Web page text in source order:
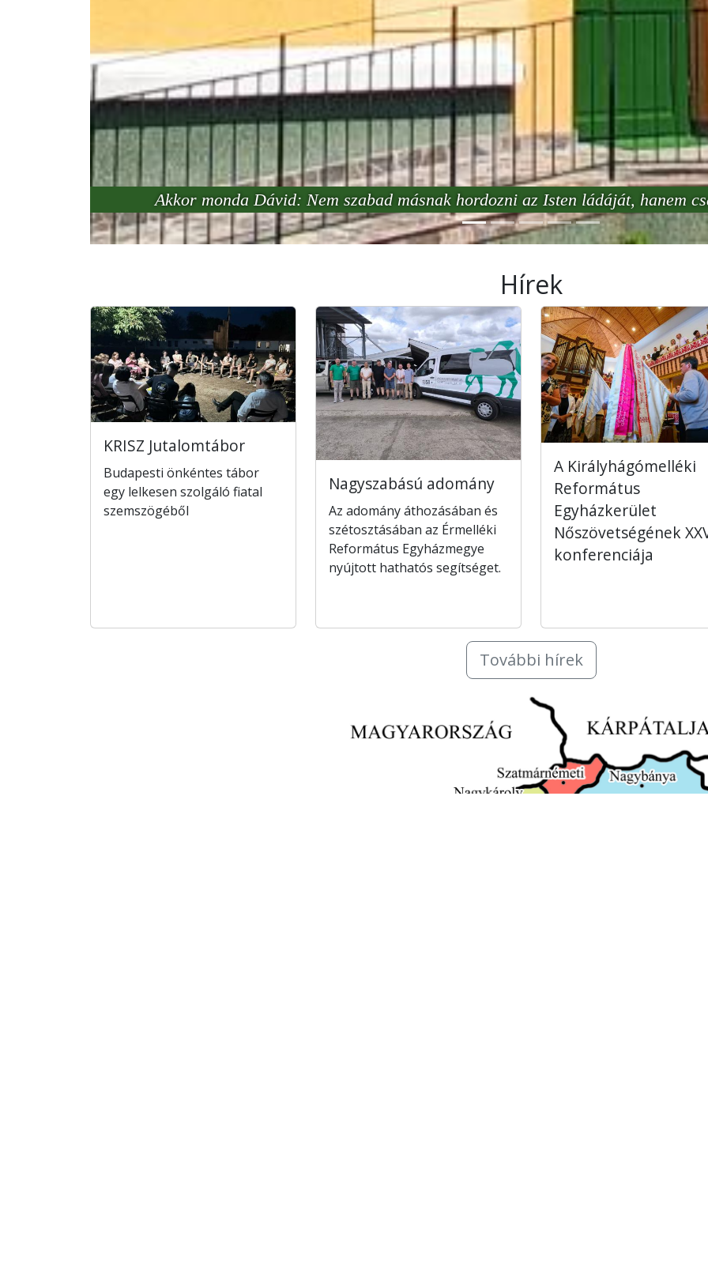
Akkor monda Dávid: Nem szabad másnak hordozni az Isten ládáját, hanem
Hírek
KRISZ Jutalomtábor
Budapesti önkéntes tábor
egy lelkesen szolgáló fiatal
szemszögéből
Nagyszabású adomány
Az adomány áthozásában és
szétosztásában az Érmelléki
Református Egyházmegye
nyújtott hathatós segítséget.
A Királyhágómelléki
Református
Egyházkerület
Nőszövetségének
konferenciája
További hírek